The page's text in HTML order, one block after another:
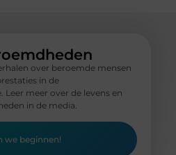
over beroemde mensen
in de
meer over de levens en
in de media.
we beginnen!